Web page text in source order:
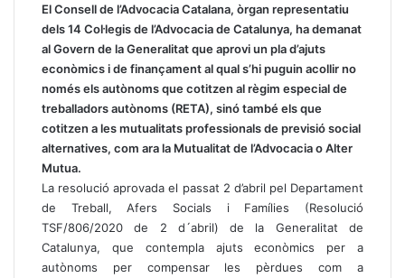
El Consell de l’AdvocaciaCatalana, òrgan representatiu
dels 14 Col·legis de l’Advocacia de Catalunya, ha demanat
al Govern de la Generalitat que aprovi un pla d’ajuts
econòmics i de finançament al qual s’hi puguin acollir no
només els autònoms que cotitzen al règim especial de
treballadors autònoms (RETA), sinó també els que
cotitzen a les mutualitats professionals de previsió social
alternatives, com ara la Mutualitat de l’Advocacia o Alter
Mutua.
La resolució aprovada el passat 2 d’abril pel Departament
de Treball, Afers Socials i Famílies (Resolució
TSF/806/2020 de 2 d´abril) de la Generalitat de
Catalunya, que contempla ajuts econòmics per a
autònoms per compensar les pèrdues com a